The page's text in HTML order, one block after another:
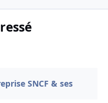
SNCF & ses